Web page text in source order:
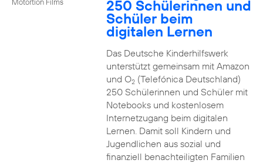
250 Schülerinnen und
Schüler beim
digitalen Lernen
Das Deutsche Kinderhilfswerk
unterstützt gemeinsam mit Amazon
und O2(Telefónica Deutschland)
250 Schülerinnen und Schüler mit
Notebooks und kostenlosem
Internetzugang beim digitalen
Lernen. Damit soll Kindern und
Jugendlichen aus sozial und
finanziell benachteiligten Familien